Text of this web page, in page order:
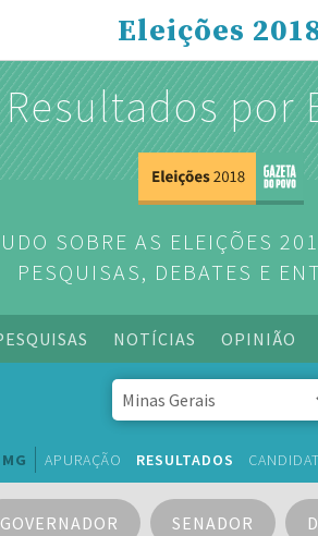
Eleições
Resultados por
SOBRE AS ELEIÇÕES
PESQUISAS, DEBATES E
NOTÍCIAS OPINIÃO
MG APURAÇÃO RESULTADOS
GOVERNADOR SENADOR